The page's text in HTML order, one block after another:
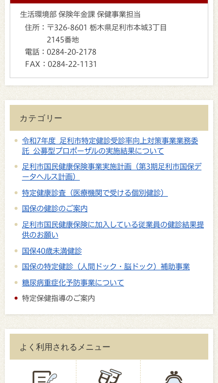
生活環境部 保険年金課 保健事業担当
住所： 〒326-8601 栃木県足利市本城3丁目
2145番地
電話： 0284-20-2178
FAX： 0284-22-1131
カテゴリー
令和7年度 足利市特定健診受診率向上対策事業業務委
託 公募型プロポーザルの実施結果について
足利市国民健康保険事業実施計画（第3期足利市国保デ
ータヘルス計画）
特定健康診査（医療機関で受ける個別健診）
国保の健診のご案内
足利市国民健康保険に加入している従業員の健診結果提
供のお願い
国保40歳未満健診
国保の特定健診（人間ドック・脳ドック）補助事業
糖尿病重症化予防事業について
特定保健指導のご案内
よく利用されるメニュー